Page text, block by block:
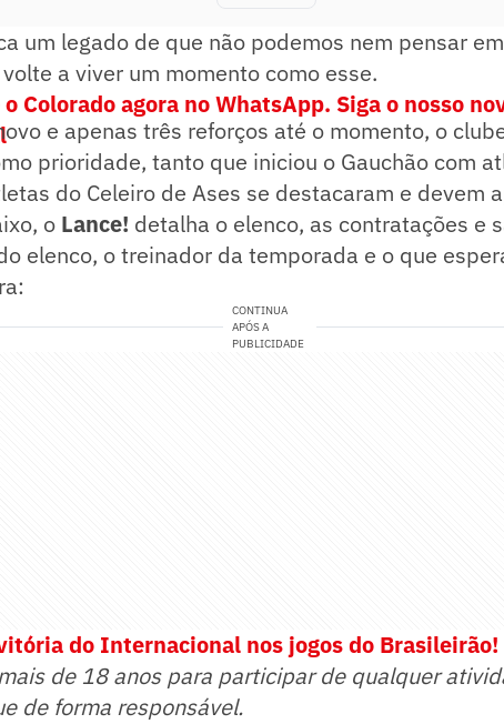
um legado de que não podemos nem pensar
a viver um momento como esse.
Colorado agora no WhatsApp. Siga o nosso
e apenas três reforços até o momento, o
prioridade, tanto que iniciou o Gauchão com
do Celeiro de Ases se destacaram e devem
o Lance! detalha o elenco, as contratações e
elenco, o treinador da temporada e o que
CONTINUA
APÓS A
PUBLICIDADE
do Internacional nos jogos do Brasileirão!
de 18 anos para participar de qualquer
de forma responsável.